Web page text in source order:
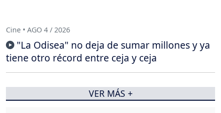
Cine • AGO 4 / 2026
"La Odisea" no deja de sumar millones y ya
tiene otro récord entre ceja y ceja
VER MÁS +